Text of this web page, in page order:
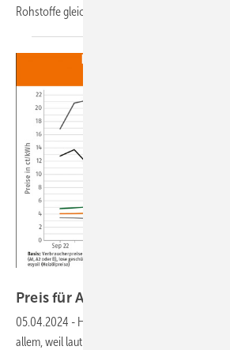
Rohstoffe gleich der Einbau einer neuen,
Preis für A2-Hackschnitzel
05.04.2024 - Heizen mit Holzhackschnitzeln
allem, weil laut dem Deutschen Pelletinstitut